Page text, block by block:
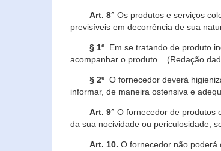
Art. 8° Os produtos e serviços
previsíveis em decorrência de sua
§ 1º Em se tratando de produto
acompanhar o produto. (Redação
§ 2º O fornecedor deverá
informar, de maneira ostensiva e
Art. 9° O fornecedor de produtos
da sua nocividade ou periculosidade,
Art. 10. O fornecedor não poderá